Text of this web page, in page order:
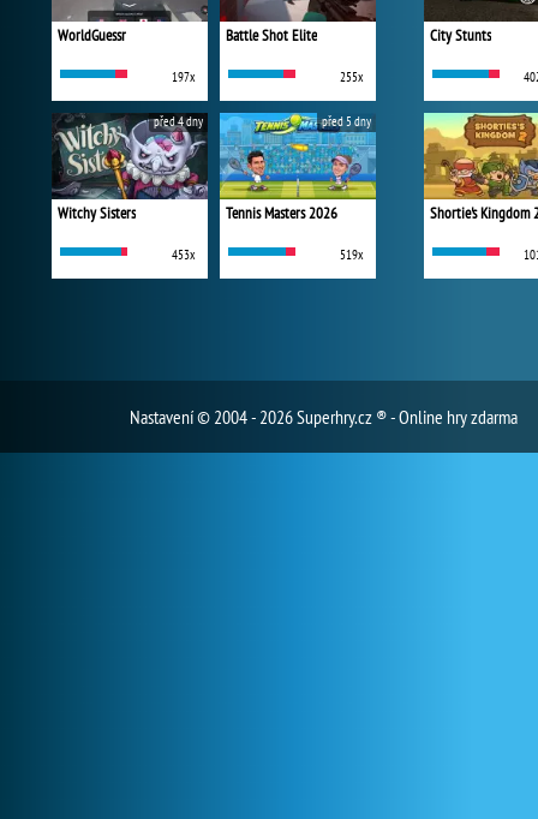
WorldGuessr
197x
Battle Shot Elite
255x
Witchy Sisters
453x
před 4 dny
Tennis Masters 2026
519x
před 5 dny
City Stunts
Shortie's Kingdom
Nastavení© 2004 - 2026 Superhry.cz ® - Online hry zdarma